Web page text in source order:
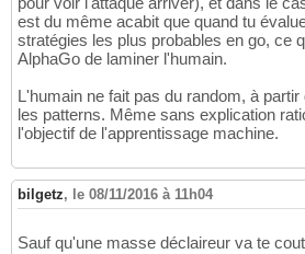
est du même acabit que quand tu
stratégies les plus probables en go, ce
AlphaGo de laminer l'humain.
L'humain ne fait pas du random, à
les patterns. Même sans explication
l'objectif de l'apprentissage machine.
bilgetz, le 08/11/2016 à 11h04
Sauf qu'une masse déclaireur va te